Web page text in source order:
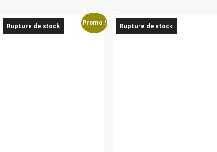
Rupture de stock Promo ! Rupture de stock